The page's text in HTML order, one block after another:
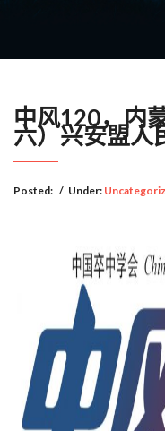
中风120，内
六）兴安盟人
Posted: / Under: